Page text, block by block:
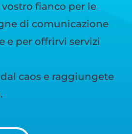
fianco per le
di comunicazione
e per offrirvi servizi
caos e raggiungete